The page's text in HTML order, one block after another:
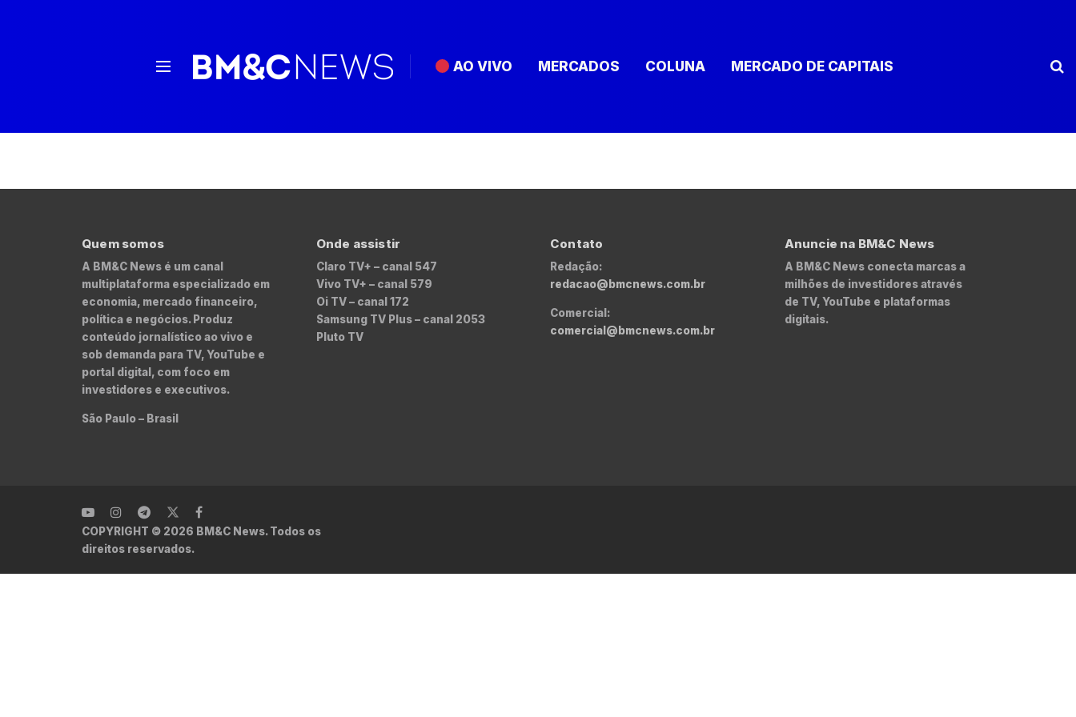
AO VIVO MERCADOS COLUNA MERCADO DE CAPITAIS
Quem somos
A BM&C News é um canal
multiplataforma especializado em
economia, mercado financeiro,
política e negócios. Produz
conteúdo jornalístico ao vivo e
sob demanda para TV, YouTube e
portal digital, com foco em
investidores e executivos.
São Paulo – Brasil
Onde assistir
Claro TV+ – canal 547
Vivo TV+ – canal 579
Oi TV – canal 172
Samsung TV Plus – canal 2053
Pluto TV
Contato
Redação:
redacao@bmcnews.com.br
Comercial:
comercial@bmcnews.com.br
Anuncie na BM&C News
A BM&C News conecta marcas a
milhões de investidores através
de TV, YouTube e plataformas
digitais.
COPYRIGHT © 2026 BM&C News. Todos os
direitos reservados.